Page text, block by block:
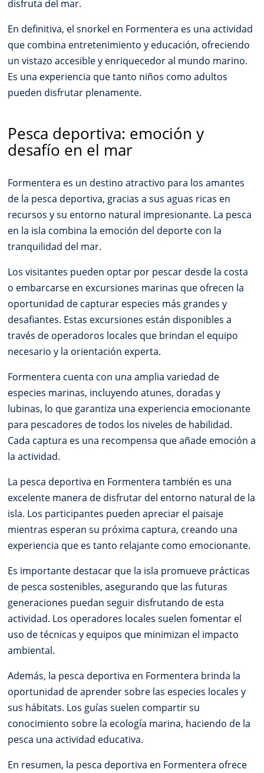
disfruta del mar.
En definitiva, el snorkel en Formentera es una actividad
que combina entretenimiento y educación, ofreciendo
un vistazo accesible y enriquecedor al mundo marino.
Es una experiencia que tanto niños como adultos
pueden disfrutar plenamente.
Pesca deportiva: emoción y
desafío en el mar
Formentera es un destino atractivo para los amantes
de la pesca deportiva, gracias a sus aguas ricas en
recursos y su entorno natural impresionante. La pesca
en la isla combina la emoción del deporte con la
tranquilidad del mar.
Los visitantes pueden optar por pescar desde la costa
o embarcarse en excursiones marinas que ofrecen la
oportunidad de capturar especies más grandes y
desafiantes. Estas excursiones están disponibles a
través de operadoros locales que brindan el equipo
necesario y la orientación experta.
Formentera cuenta con una amplia variedad de
especies marinas, incluyendo atunes, doradas y
lubinas, lo que garantiza una experiencia emocionante
para pescadores de todos los niveles de habilidad.
Cada captura es una recompensa que añade emoción a
la actividad.
La pesca deportiva en Formentera también es una
excelente manera de disfrutar del entorno natural de la
isla. Los participantes pueden apreciar el paisaje
mientras esperan su próxima captura, creando una
experiencia que es tanto relajante como emocionante.
Es importante destacar que la isla promueve prácticas
de pesca sostenibles, asegurando que las futuras
generaciones puedan seguir disfrutando de esta
actividad. Los operadores locales suelen fomentar el
uso de técnicas y equipos que minimizan el impacto
ambiental.
Además, la pesca deportiva en Formentera brinda la
oportunidad de aprender sobre las especies locales y
sus hábitats. Los guías suelen compartir su
conocimiento sobre la ecología marina, haciendo de la
pesca una actividad educativa.
En resumen, la pesca deportiva en Formentera ofrece